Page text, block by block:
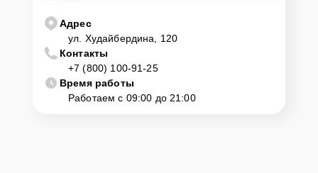
Адрес
ул. Худайбердина, 120
Контакты
+7 (800) 100-91-25
Время работы
Работаем с 09:00 до 21:00